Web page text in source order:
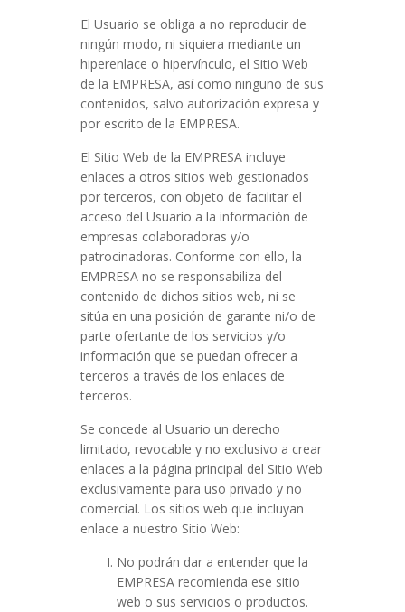
El Usuario se obliga a no reproducir de
ningún modo, ni siquiera mediante un
hiperenlace o hipervínculo, el Sitio Web
de la EMPRESA, así como ninguno de sus
contenidos, salvo autorización expresa y
por escrito de la EMPRESA.
El Sitio Web de la EMPRESA incluye
enlaces a otros sitios web gestionados
por terceros, con objeto de facilitar el
acceso del Usuario a la información de
empresas colaboradoras y/o
patrocinadoras. Conforme con ello, la
EMPRESA no se responsabiliza del
contenido de dichos sitios web, ni se
sitúa en una posición de garante ni/o de
parte ofertante de los servicios y/o
información que se puedan ofrecer a
terceros a través de los enlaces de
terceros.
Se concede al Usuario un derecho
limitado, revocable y no exclusivo a crear
enlaces a la página principal del Sitio Web
exclusivamente para uso privado y no
comercial. Los sitios web que incluyan
enlace a nuestro Sitio Web:
No podrán dar a entender que la
EMPRESA recomienda ese sitio
web o sus servicios o productos.